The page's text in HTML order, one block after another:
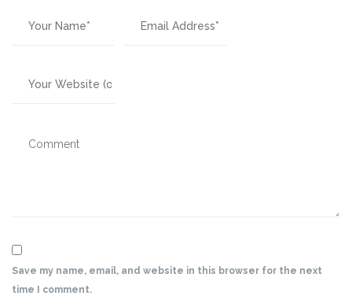
Save my name, email, and website in this browser for the next
time I comment.